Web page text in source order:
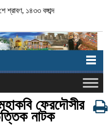
শ্রাবণ, ১৪৩৩ বঙ্গাব্দ
ফেরদৌসীর
নাটক